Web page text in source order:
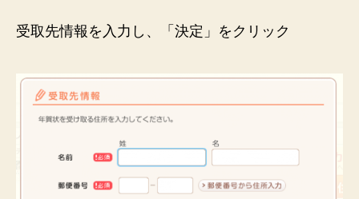
受取先情報を入力し、「決定」をクリック